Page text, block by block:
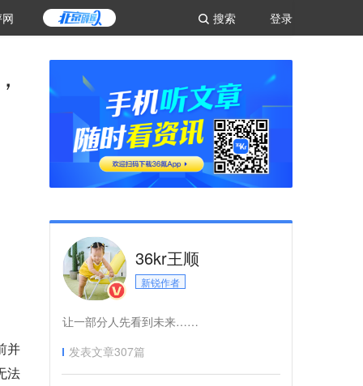
登录
搜索
并
法
36kr王顺
新锐作者
让一部分人先看到未来……
发表文章307篇